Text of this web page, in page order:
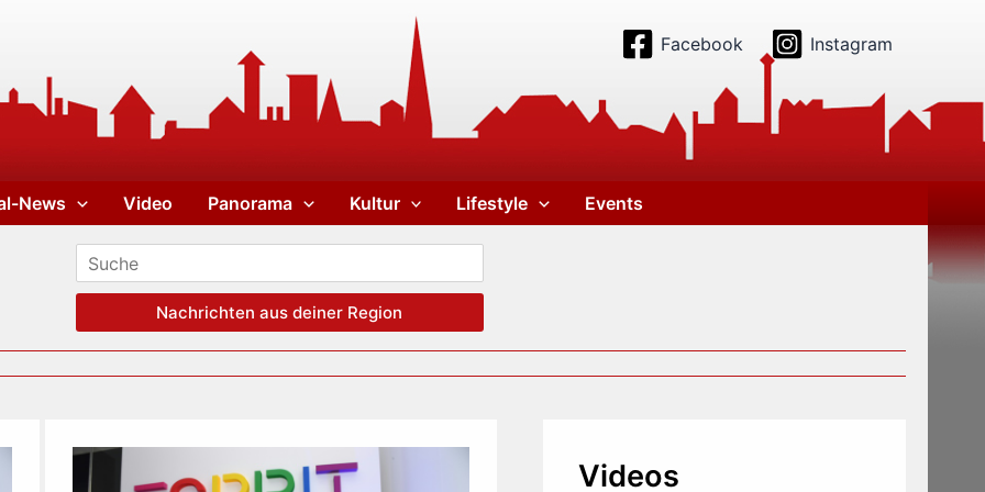
Facebook Instagram
News Video Panorama Kultur Lifestyle Events
Nachrichten aus deiner Region
Videos